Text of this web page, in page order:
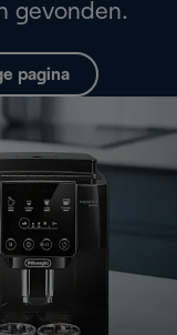
gevonden.
pagina